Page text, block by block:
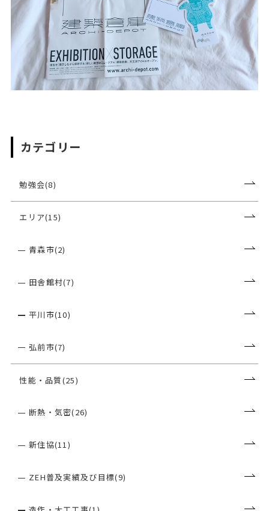
カテゴリー
勉強会(8)
エリア(15)
青森市(2)
田舎館村(7)
平川市(10)
弘前市(7)
性能・品質(25)
断熱・気密(26)
新住協(11)
ZEH普及実績及び目標(9)